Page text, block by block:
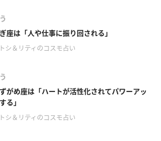
座は「人や仕事に振り回される」
シ＆リティのコスモ占い
がめ座は「ハートが活性化されてパワーアッ
る」
シ＆リティのコスモ占い